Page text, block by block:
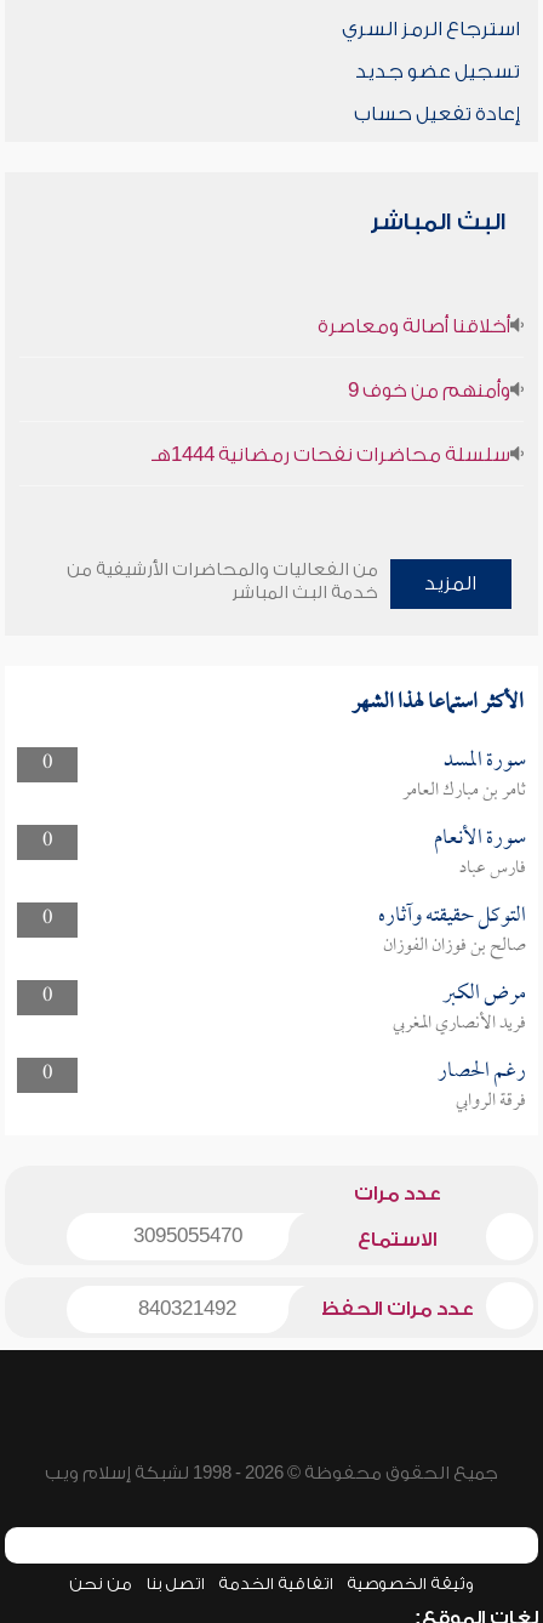
استرجاع الرمز السري
تسجيل عضو جديد
إعادة تفعيل حساب
البث المباشر
أخلاقنا أصالة ومعاصرة
وأمنهم من خوف 9
سلسلة محاضرات نفحات رمضانية 1444هـ
المزيد
من الفعاليات والمحاضرات الأرشيفية من
خدمة البث المباشر
الأكثر استماعا لهذا الشهر
0 سورة المسد
ثامر بن مبارك العامر
0
سورة الأنعام
فارس عباد
0
التوكل حقيقته وآثاره
صالح بن فوزان الفوزان
0
مرض الكبر
فريد الأنصاري المغربي
0
رغم الحصار
فرقة الروابي
عدد مرات
الاستماع 3095055470
عدد مرات الحفظ 840321492
جميع الحقوق محفوظة © 2026 - 1998 لشبكة إسلام ويب
وثيقة الخصوصية اتفاقية الخدمة اتصل بنا من نحن
لغات الموقع: